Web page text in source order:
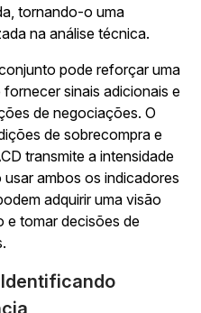
tornando-o uma
na análise técnica.
pode reforçar uma
sinais adicionais e
de negociações. O
de sobrecompra e
transmite a intensidade
ambos os indicadores
adquirir uma visão
e tomar decisões de
Identificando